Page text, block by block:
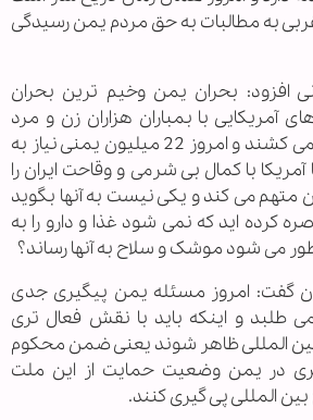
به مطالبات به حق مردم یمن رسیدگی
افزود: بحران یمن وخیم ترین بحران
آمریکایی با بمباران هزاران زن و مرد
یمنی را به خاک و خون می کشند و امروز 22 میلیون یمنی نیاز به
با کمال بی شرمی و وقاحت ایران را
می کند و یکی نیست به آنها بگوید
کرده اید که نمی شود غذا و دارو را به
می شود موشک و سلاح به آنها رساند؟
گفت: امروز مسئله یمن پیگیری جدی
طلبد و اینکه باید با نقش فعال تری
المللی ظاهر شوند یعنی ضمن محکوم
در یمن وضعیت حمایت از این ملت
المللی پی گیری کنند.